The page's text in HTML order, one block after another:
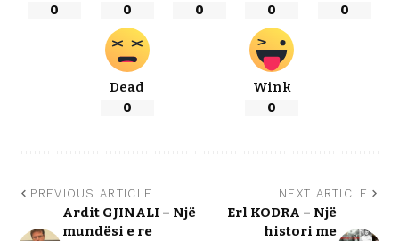
0
0
0
0
0
Dead
0
Wink
0
PREVIOUS ARTICLE
Ardit GJINALI – Një
mundësi e re
NEXT ARTICLE
Erl KODRA – Një
histori me